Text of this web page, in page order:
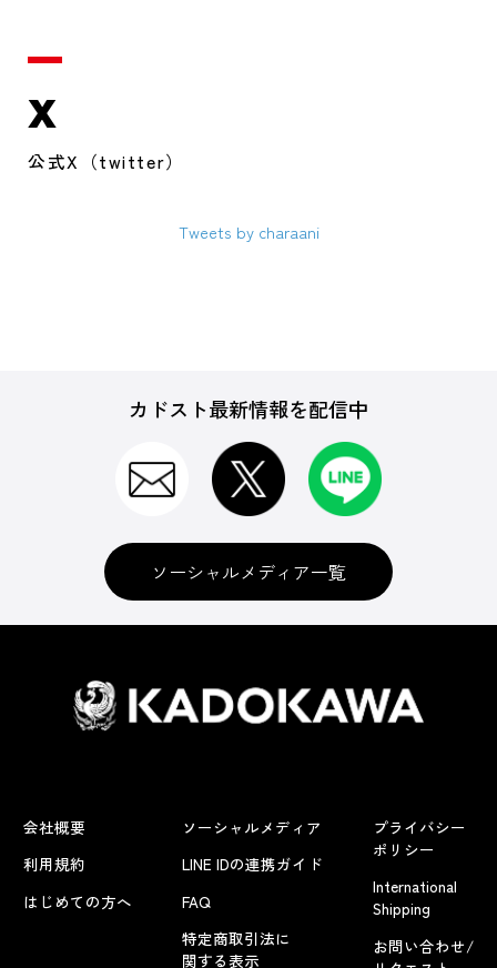
X
公式X（twitter）
Tweets by charaani
カドスト最新情報を配信中
ソーシャルメディア一覧
会社概要
利用規約
はじめての方へ
ソーシャルメディア
LINE IDの連携ガイド
FAQ
特定商取引法に
関する表示
プライバシー
ポリシー
International
Shipping
お問い合わせ/